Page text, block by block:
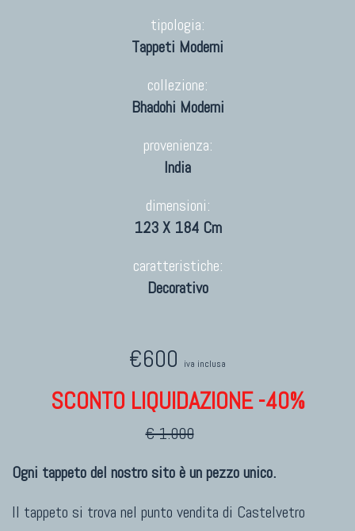
tipologia:
Tappeti Moderni
collezione:
Bhadohi Moderni
provenienza:
India
dimensioni:
123 X 184 Cm
caratteristiche:
Decorativo
€600 iva inclusa
SCONTO LIQUIDAZIONE -40%
€ 1.000
Ogni tappeto del nostro sito è un pezzo unico.
Il tappeto si trova nel punto vendita di Castelvetro